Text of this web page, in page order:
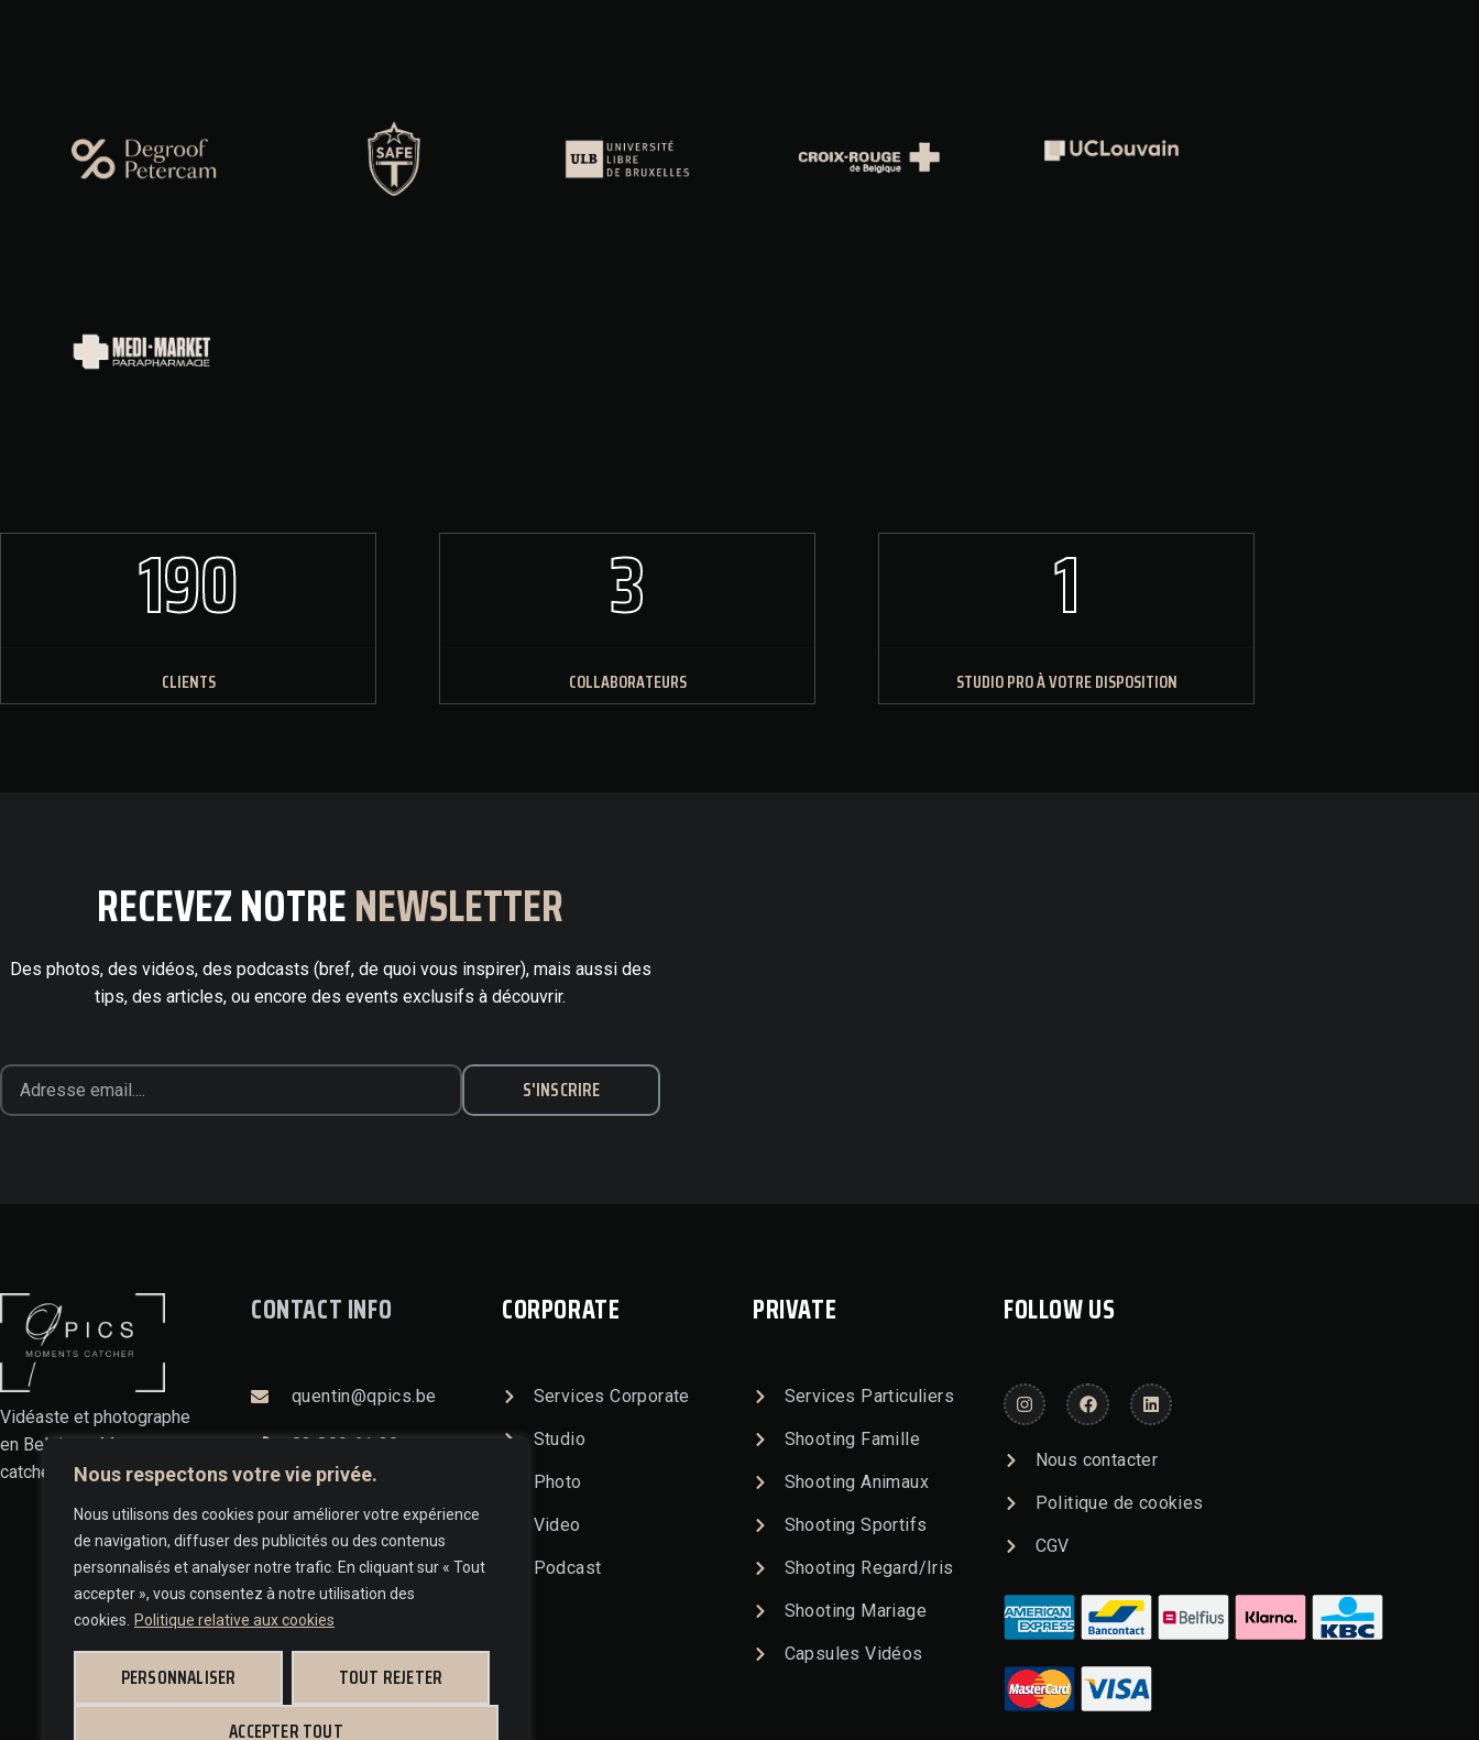
Nous respectons votre vie privée.
Nous utilisons des cookies pour améliorer votre expérience
de navigation, diffuser des publicités ou des contenus
personnalisés et analyser notre trafic. En cliquant sur « Tout
accepter », vous consentez à notre utilisation des
cookies.
Politique relative aux cookies
PERSONNALISER
TOUT REJETER
ACCEPTER TOUT
190
CLIENTS
3
COLLABORATEURS
1
STUDIO PRO À VOTRE DISPOSITION
RECEVEZ NOTRENEWSLETTER
Des photos, des vidéos, des podcasts (bref, de quoi vous inspirer), mais aussi des
tips, des articles, ou encore des events exclusifs à découvrir.
S'INSCRIRE
Vidéaste et photographe
en Belgique. Moments
catcher. Life lover.
CONTACT INFO
quentin@qpics.be
02 899 61 30
Rue du Bosquet 8A,
1400 Nivelles
CORPORATE
Services Corporate
Studio
Photo
Video
Podcast
PRIVATE
Services Particuliers
Shooting Famille
Shooting Animaux
Shooting Sportifs
Shooting Regard/Iris
Shooting Mariage
Capsules Vidéos
FOLLOW US
Nous contacter
Politique de cookies
CGV